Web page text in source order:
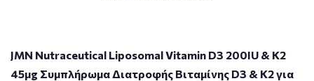
JMN Nutraceutical Liposomal Vitamin D3 200IU & K2
45μg Συμπλήρωμα Διατροφής Βιταμίνης D3 & K2 για